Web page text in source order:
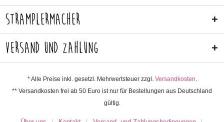
Stramplermacher
Versand und Zahlung
* Alle Preise inkl. gesetzl. Mehrwertsteuer zzgl. Versandkosten.
** Versandkosten frei ab 50 Euro ist nur für Bestellungen aus Deutschland
gültig.